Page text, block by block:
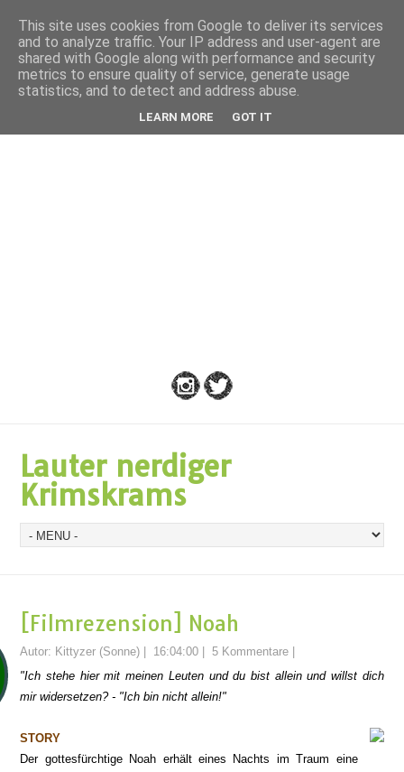
Back
Down
Lauter nerdiger
Krimskrams
[Filmrezension] Noah
Autor: Kittyzer (Sonne) 16:04:00 |5 Kommentare
"Ich stehe hier mit meinen Leuten und du bist allein und willst dich
mir widersetzen? - "Ich bin nicht allein!"
STORY
Der gottesfürchtige Noah erhält eines Nachts im Traum eine
This site uses cookies from Google to deliver its services
and to analyze traffic. Your IP address and user-agent are
shared with Google along with performance and security
metrics to ensure quality of service, generate usage
statistics, and to detect and address abuse.
LEARN MORE GOT IT